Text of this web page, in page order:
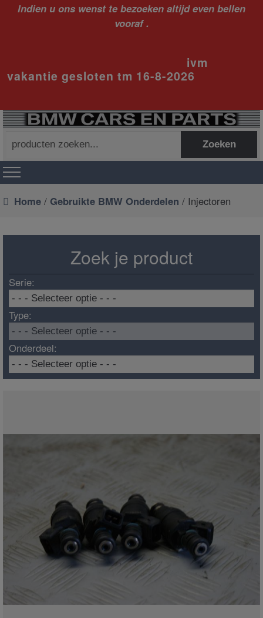
Indien u ons wenst te bezoeken altijd even bellen
vooraf .
ivm
vakantie gesloten tm 16-8-2026
naar:
Zoeken
Home / Gebruikte BMW Onderdelen / Injectoren
Zoek je product
Serie:
Type:
Onderdeel: